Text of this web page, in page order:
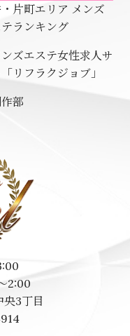
片町エリア メンズ
ランキング
2:00
3丁目